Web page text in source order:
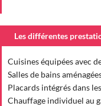
Les différentes
Cuisines équipées avec
Salles de bains
Placards intégrés dans
Chauffage individuel au